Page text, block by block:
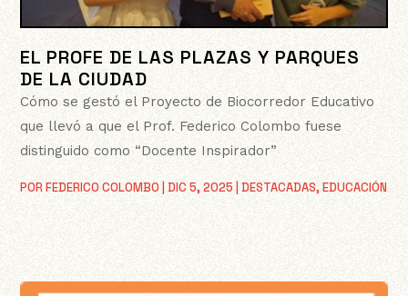
EL PROFE DE LAS PLAZAS Y PARQUES
DE LA CIUDAD
PORFEDERICO COLOMBO |DIC 5, 2025 |DESTACADAS,EDUCACIÓN
Cómo se gestó el Proyecto de Biocorredor Educativo
que llevó a que el Prof. Federico Colombo fuese
distinguido como “Docente Inspirador”